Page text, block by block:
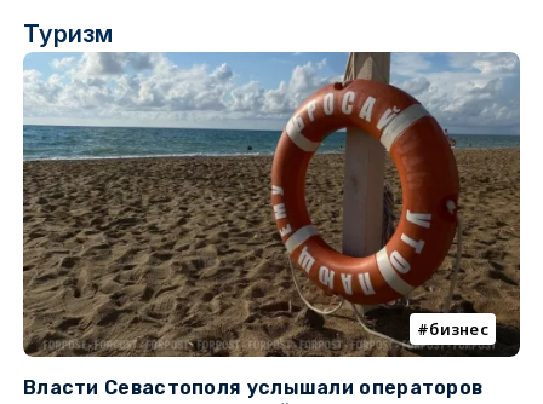
Туризм
бизнес
Власти Севастополя услышали операторов